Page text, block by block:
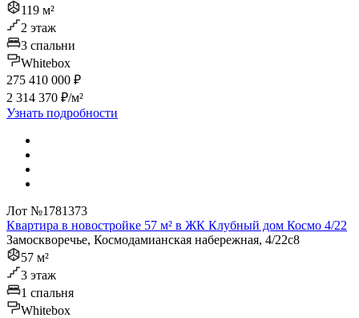
119 м²
2 этаж
3 спальни
Whitebox
275 410 000 ₽
2 314 370 ₽/м²
Узнать подробности
Лот №1781373
Квартира в новостройке 57 м² в ЖК Клубный дом Космо 4/22
Замоскворечье, Космодамианская набережная, 4/22с8
57 м²
3 этаж
1 спальня
Whitebox